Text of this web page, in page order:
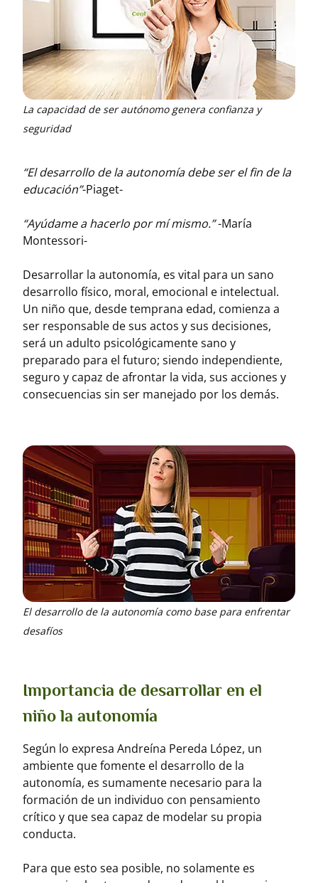
La capacidad de ser autónomo genera confianza y
seguridad
“El desarrollo de la autonomía debe ser el fin de la
educación”-Piaget-
“Ayúdame a hacerlo por mí mismo.”-María
Montessori-
Desarrollar la autonomía, es vital para un sano
desarrollo físico, moral, emocional e intelectual.
Un niño que, desde temprana edad, comienza a
ser responsable de sus actos y sus decisiones,
será un adulto psicológicamente sano y
preparado para el futuro; siendo independiente,
seguro y capaz de afrontar la vida, sus acciones y
consecuencias sin ser manejado por los demás.
El desarrollo de la autonomía como base para enfrentar
desafíos
Importancia de desarrollar en el
niño la autonomía
Según lo expresa Andreína Pereda López, un
ambiente que fomente el desarrollo de la
autonomía, es sumamente necesario para la
formación de un individuo con pensamiento
crítico y que sea capaz de modelar su propia
conducta.
Para que esto sea posible, no solamente es